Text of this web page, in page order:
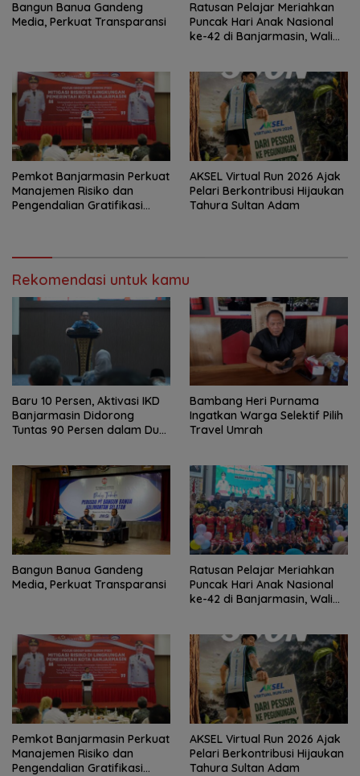
Bangun Banua Gandeng
Media, Perkuat Transparansi
Ratusan Pelajar Meriahkan
Puncak Hari Anak Nasional
ke-42 di Banjarmasin, Wali
Pemkot Banjarmasin Perkuat
Manajemen Risiko dan
Pengendalian Gratifikasi
AKSEL Virtual Run 2026 Ajak
Pelari Berkontribusi Hijaukan
Tahura Sultan Adam
Rekomendasi untuk kamu
Baru 10 Persen, Aktivasi IKD
Banjarmasin Didorong
Tuntas 90 Persen dalam Dua
Bambang Heri Purnama
Ingatkan Warga Selektif Pilih
Travel Umrah
Bangun Banua Gandeng
Media, Perkuat Transparansi
Ratusan Pelajar Meriahkan
Puncak Hari Anak Nasional
ke-42 di Banjarmasin, Wali
Pemkot Banjarmasin Perkuat
Manajemen Risiko dan
Pengendalian Gratifikasi
AKSEL Virtual Run 2026 Ajak
Pelari Berkontribusi Hijaukan
Tahura Sultan Adam